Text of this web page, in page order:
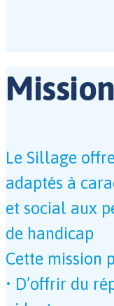
Mission
Le Sillage
adaptés à
et social aux
de handicap
Cette mission
• D’offrir du